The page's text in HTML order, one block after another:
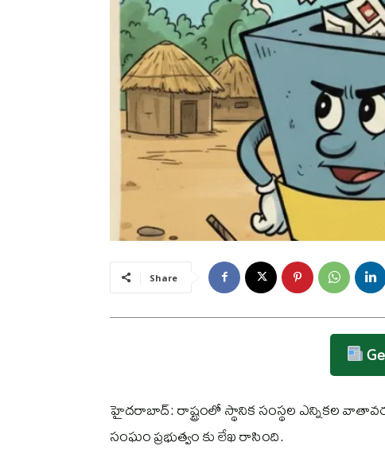
Share
హైదరాబాద్‌: రాష్ట్రంలో స్థానిక సంస్థల ఎన్నికల
సంఘం ప్రభుత్వం కు లేఖ రాసింది.